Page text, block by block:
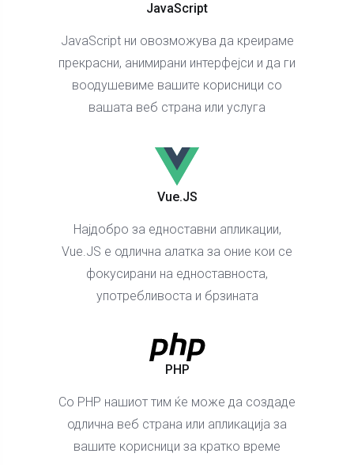
JavaScript
JavaScript ни овозможува да креираме
прекрасни, анимирани интерфејси и да ги
воодушевиме вашите корисници со
вашата веб страна или услуга
Vue.JS
Најдобро за едноставни апликации,
Vue.JS е одлична алатка за оние кои се
фокусирани на едноставноста,
употребливоста и брзината
PHP
Со PHP нашиот тим ќе може да создаде
одлична веб страна или апликација за
вашите корисници за кратко време